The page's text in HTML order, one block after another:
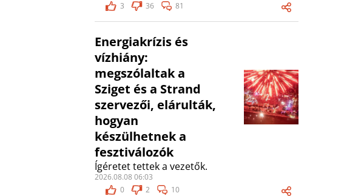
3
36 81
Energiakrízis és
vízhiány:
megszólaltak a
Sziget és a Strand
szervezői, elárulták,
hogyan
készülhetnek a
fesztiválozók
Ígéretet tettek a vezetők.
2026.08.08 06:03
0
2 10